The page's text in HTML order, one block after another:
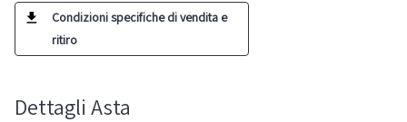
Condizioni specifiche di vendita e
ritiro
Dettagli Asta